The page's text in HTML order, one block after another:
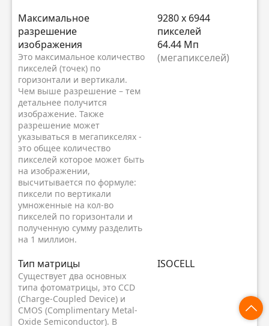
Максимальное
разрешение
изображения
Это максимальное количество
пикселей (точек) по
горизонтали и вертикали.
Чем выше разрешение – тем
детальнее получится
изображение. Также
разрешение может
указываться в мегапикселях -
это общее количество
пикселей которое может быть
на изображении,
высчитывается по формуле:
пиксели по вертикали
умноженные на кол-во
пикселей по горизонтали и
полученную сумму разделить
на 1 миллион.
9280 x 6944
пикселей
64.44 Мп
(мегапикселей)
Тип матрицы
Существует два основных
типа фотоматрицы, это CCD
(Charge-Coupled Device) и
CMOS (Complimentary Metal-
Oxide Semiconductor). В
ISOCELL